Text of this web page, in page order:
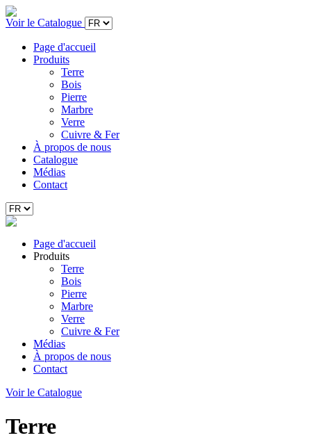
Voir le Catalogue
Page d'accueil
Produits
Terre
Bois
Pierre
Marbre
Verre
Cuivre & Fer
À propos de nous
Catalogue
Médias
Contact
Page d'accueil
Produits
Terre
Bois
Pierre
Marbre
Verre
Cuivre & Fer
Médias
À propos de nous
Contact
Voir le Catalogue
Terre